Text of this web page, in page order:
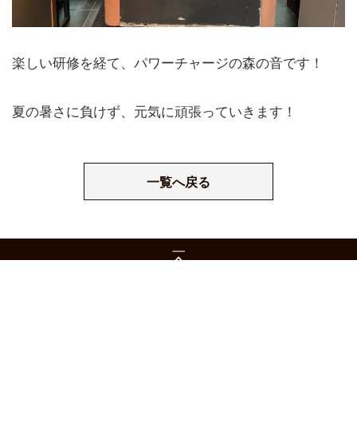
楽しい研修を経て、パワーチャージの森の音です！
夏の暑さに負けず、元気に頑張っていきます！
一覧へ戻る